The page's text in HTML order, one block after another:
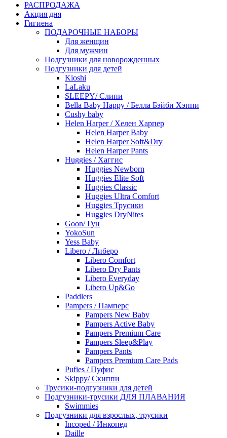
РАСПРОДАЖА
Акция дня
Гигиена
ПОДАРОЧНЫЕ НАБОРЫ
Для женщин
Для мужчин
Подгузники для новорожденных
Подгузники для детей
Kioshi
LaLaku
SLEEPY/ Слипи
Bella Baby Happy / Белла Бэйби Хэппи
Cushy baby
Helen Harper / Хелен Харпер
Helen Harper Baby
Helen Harper Soft&Dry
Helen Harper Pants
Huggies / Хаггис
Huggies Newborn
Huggies Elite Soft
Huggies Classic
Huggies Ultra Comfort
Huggies Трусики
Huggies DryNites
Goon/ Гун
YokoSun
Yess Baby
Libero / Либеро
Libero Comfort
Libero Dry Pants
Libero Everyday
Libero Up&Go
Paddlers
Pampers / Памперс
Pampers New Baby
Pampers Active Baby
Pampers Premium Care
Pampers Sleep&Play
Pampers Pants
Pampers Premium Care Pads
Pufies / Пуфис
Skippy/ Скиппи
Трусики-подгузники для детей
Подгузники-трусики ДЛЯ ПЛАВАНИЯ
Swimmies
Подгузники для взрослых, трусики
Incoped / Инкопед
Daille